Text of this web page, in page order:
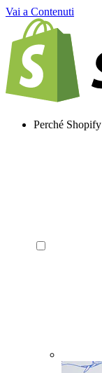
Vai a Contenuti
Perché Shopify